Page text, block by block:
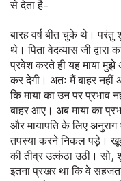
से देता है-
बारह वर्ष बीत चुके थे। परंतु
थे। पिता वेदव्यास जी
प्रवेश करते ही यह माया
कर देगी। अतः मैं बाहर नहीं
कि माया का उन पर प्रभाव
बाहर आए। अब माया का
और मायापति के लिए
तपस्या करने निकल पड़े।
की तीव्र उत्कंठा उठी।
इतना प्रखर था कि वे